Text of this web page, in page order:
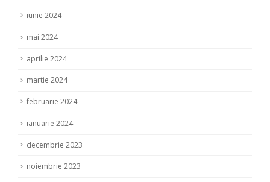
iunie 2024
mai 2024
aprilie 2024
martie 2024
februarie 2024
ianuarie 2024
decembrie 2023
noiembrie 2023